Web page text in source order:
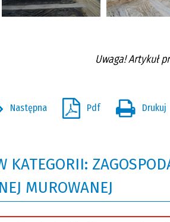
Uwaga! Artykuł
Następna Pdf Drukuj
KATEGORII:
MUROWANEJ